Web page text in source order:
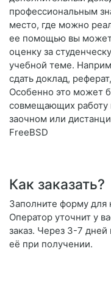
профессиональным
место, где можно
ее помощью вы
оценку за
учебной теме.
сдать доклад,
Особенно это может
совмещающих работу
заочном или
FreeBSD
Как заказать?
Заполните форму для
Оператор уточнит у
заказ. Через 3-7
её при получении.